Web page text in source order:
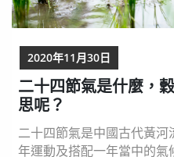
二十四節氣是什麼，
思呢？
二十四節氣是中國古代黃
年運動及搭配一年當中的
2020年11月30日